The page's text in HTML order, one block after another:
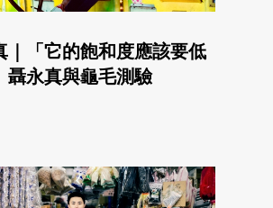
｜「它的飽和度應該要低
聶永真與龜毛測驗